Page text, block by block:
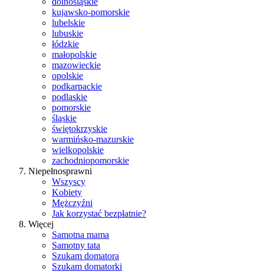
kujawsko-pomorskie
lubelskie
lubuskie
łódzkie
małopolskie
mazowieckie
opolskie
podkarpackie
podlaskie
pomorskie
śląskie
świętokrzyskie
warmińsko-mazurskie
wielkopolskie
zachodniopomorskie
Niepełnosprawni
Wszyscy
Kobiety
Mężczyźni
Jak korzystać bezpłatnie?
Więcej
Samotna mama
Samotny tata
Szukam domatora
Szukam domatorki